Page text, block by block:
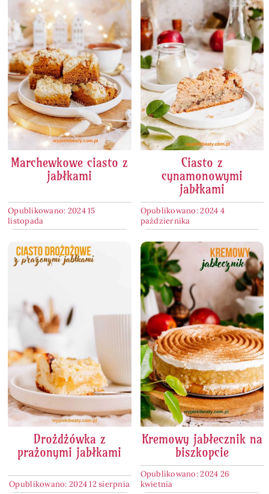
Marchewkowe ciasto z
jabłkami
Opublikowano: 2024 15
listopada
Ciasto z
cynamonowymi
jabłkami
Opublikowano: 2024 4
października
Drożdżówka z
prażonymi jabłkami
Opublikowano: 2024 12 sierpnia
Kremowy jabłecznik na
biszkopcie
Opublikowano: 2024 26
kwietnia